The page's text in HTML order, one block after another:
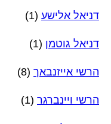
דניאל אלישע (1)
דניאל גוטמן (1)
הרשי אייזנבאך (8)
הרשי ויינברגר (1)